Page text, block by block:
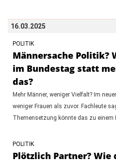
16.03.2025
POLITIK
Männersache Politik?
im Bundestag statt
das?
Mehr Männer, weniger Vielfalt? Im
weniger Frauen als zuvor. Fachleute
Themensetzung könnte das zu einem
POLITIK
Plötzlich Partner? Wie